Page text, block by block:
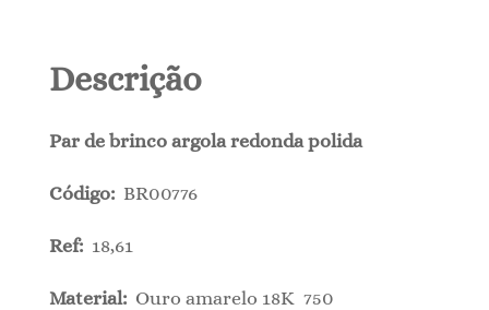
Descrição
Par de brinco argola redonda polida
Código: BR00776
Ref: 18,61
Material: Ouro amarelo 18K 750